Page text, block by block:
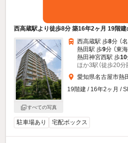
西高蔵駅より徒歩8分 築16年2ヶ月 19階
すべての写真
西高蔵駅 歩8分 （
熱田駅 歩9分 （東
熱田神宮西駅 歩10
ほか3駅（徒歩20分
愛知県名古屋市熱
19階建 / 16年2ヶ月 /
駐車場あり 宅配ボックス